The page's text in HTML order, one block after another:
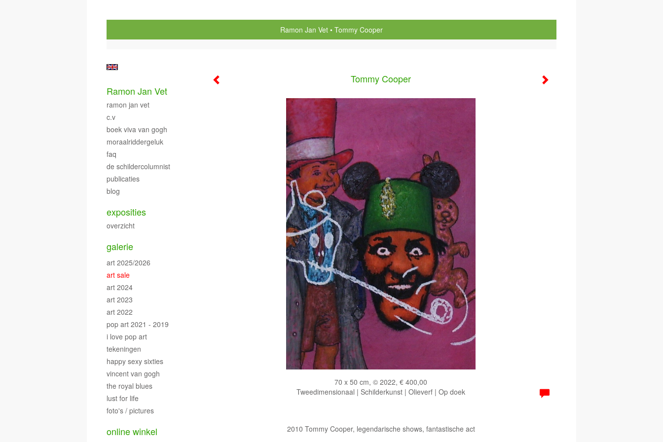
Ramon Jan Vet Tommy Cooper
Tommy Cooper
70 x 50 cm, © 2022, € 400,00
Tweedimensionaal | Schilderkunst | Olieverf | Op doek
2010 Tommy Cooper, legendarische shows, fantastische act
Ramon Jan Vet
ramon jan vet
c.v
boek viva van gogh
moraalriddergeluk
faq
de schildercolumnist
publicaties
blog
exposities
overzicht
galerie
art 2025/2026
art sale
art 2024
art 2023
art 2022
pop art 2021 - 2019
i love pop art
tekeningen
happy sexy sixties
vincent van gogh
the royal blues
lust for life
foto's / pictures
online winkel